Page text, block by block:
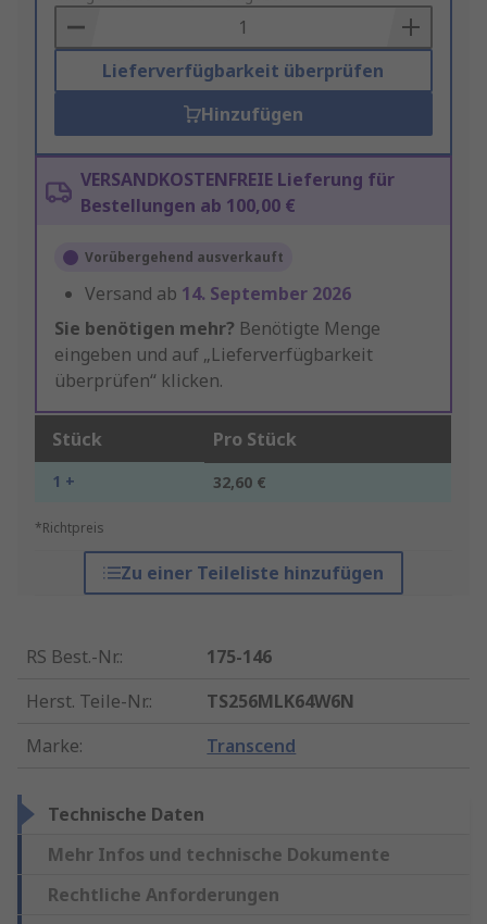
Basket
Lieferverfügbarkeit überprüfen
Hinzufügen
VERSANDKOSTENFREIE Lieferung für
Bestellungen ab 100,00 €
Vorübergehend ausverkauft
Versand ab 14. September 2026
Sie benötigen mehr? Benötigte Menge
eingeben und auf „Lieferverfügbarkeit
überprüfen“ klicken.
Stück Pro Stück
1 + 32,60 €
*Richtpreis
Zu einer Teileliste hinzufügen
RS Best.-Nr.:
175-146
Herst. Teile-Nr.:
TS256MLK64W6N
Marke: Transcend
Technische Daten
Mehr Infos und technische Dokumente
Rechtliche Anforderungen